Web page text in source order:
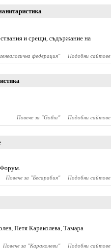
и срещи, съдържание на
федерация" Подобни сайтове
Повече за "Gotha" Подобни сайтове
Форум.
Повече за "Бесарабия" Подобни сайтове
Петя Караколева, Тамара
Повече за "Караколеви" Подобни сайтове